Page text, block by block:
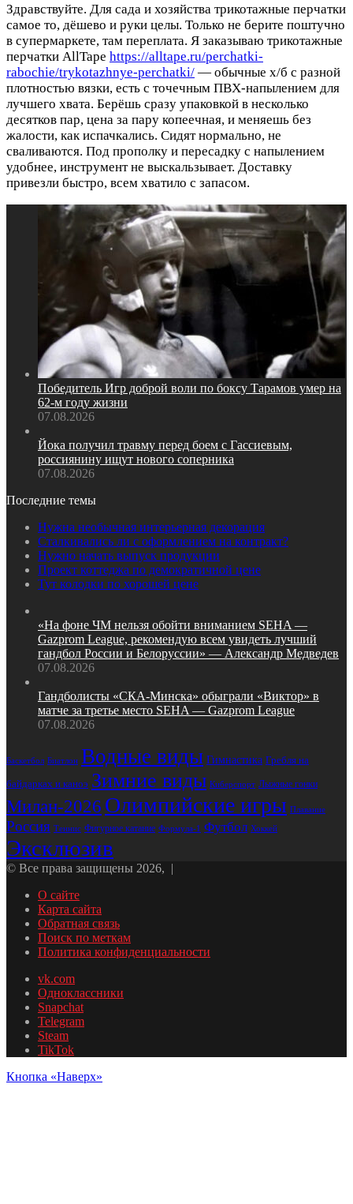
Здравствуйте. Для сада и хозяйства трикотажные перчатки
самое то, дёшево и руки целы. Только не берите поштучно
в супермаркете, там переплата. Я заказываю трикотажные
перчатки AllTape https://alltape.ru/perchatki-
rabochie/trykotazhnye-perchatki/ — обычные х/б с разной
плотностью вязки, есть с точечным ПВХ-напылением для
лучшего хвата. Берёшь сразу упаковкой в несколько
десятков пар, цена за пару копеечная, и меняешь без
жалости, как испачкались. Сидят нормально, не
сваливаются. Под прополку и пересадку с напылением
удобнее, инструмент не выскальзывает. Доставку
привезли быстро, всем хватило с запасом.
Победитель Игр доброй воли по боксу Тарамов умер на
62‑м году жизни
07.08.2026
Йока получил травму перед боем с Гассиевым,
россиянину ищут нового соперника
07.08.2026
Последние темы
Нужна необычная интерьерная декорация
Сталкивались ли с оформлением на контракт?
Нужно начать выпуск продукции
Проект коттеджа по демократичной цене
Тут колодки по хорошей цене
«На фоне ЧМ нельзя обойти вниманием SEHA —
Gazprom League, рекомендую всем увидеть лучший
гандбол России и Белоруссии» — Александр Медведев
07.08.2026
Гандболисты «СКА‑Минска» обыграли «Виктор» в
матче за третье место SEHA — Gazprom League
07.08.2026
Баскетбол Биатлон Водные виды Гимнастика Гребля на
байдарках и каноэ Зимние виды Киберспорт Лыжные гонки
Милан-2026 Олимпийские игры Плавание
Россия Теннис Фигурное катание Формула-1 Футбол Хоккей
Эксклюзив
© Все права защищены 2026, |
О сайте
Карта сайта
Обратная связь
Поиск по меткам
Политика конфиденциальности
vk.com
Одноклассники
Snapchat
Telegram
Steam
TikTok
Кнопка «Наверх»